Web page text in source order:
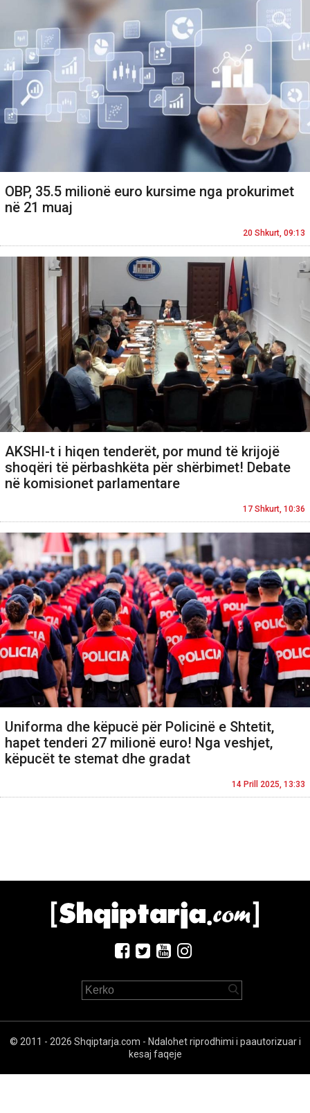
OBP, 35.5 milionë euro kursime nga prokurimet
në 21 muaj
20 Shkurt, 09:13
AKSHI-t i hiqen tenderët, por mund të krijojë
shoqëri të përbashkëta për shërbimet! Debate
në komisionet parlamentare
17 Shkurt, 10:36
Uniforma dhe këpucë për Policinë e Shtetit,
hapet tenderi 27 milionë euro! Nga veshjet,
këpucët te stemat dhe gradat
14 Prill 2025, 13:33
© 2011 - 2026 Shqiptarja.com - Ndalohet riprodhimi i paautorizuar i
kesaj faqeje